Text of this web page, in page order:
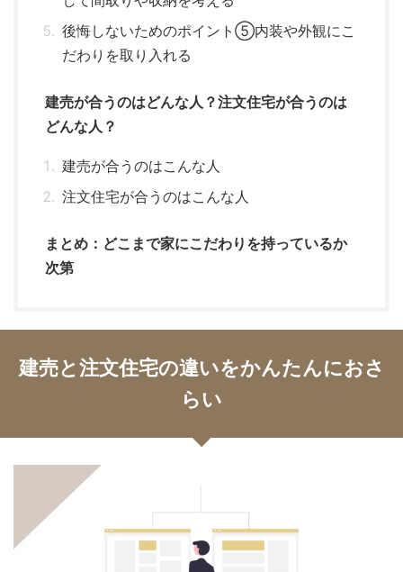
後悔しないためのポイント⑤内装や外観にこ
だわりを取り入れる
建売が合うのはどんな人？注文住宅が合うのは
どんな人？
建売が合うのはこんな人
注文住宅が合うのはこんな人
まとめ：どこまで家にこだわりを持っているか
次第
建売と注文住宅の違いをかんたんにおさ
らい